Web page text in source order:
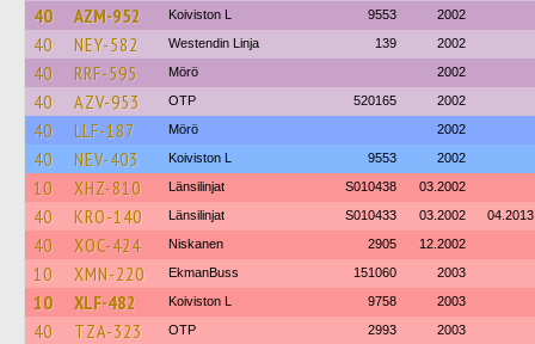
40 AZM-952 Koiviston L 9553 2002
40 NEY-582 Westendin Linja 139 2002
40 RRF-595 Mörö 2002
40 AZV-953 OTP 520165 2002
40 LLF-187 Mörö 2002
40 NEV-403 Koiviston L 9553 2002
10 XHZ-810 Länsilinjat S010438 03.2002
40 KRO-140 Länsilinjat S010433 03.2002 04.2013
40 XOC-424 Niskanen 2905 12.2002
10 XMN-220 EkmanBuss 151060 2003
10 XLF-482 Koiviston L 9758 2003
40 TZA-323 OTP 2993 2003